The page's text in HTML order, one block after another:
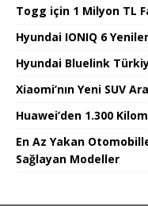
Togg için 1 Milyon TL
Hyundai IONIQ 6
Hyundai Bluelink
Xiaomi’nın Yeni SUV
Huawei’den 1.300
En Az Yakan
Sağlayan Modeller